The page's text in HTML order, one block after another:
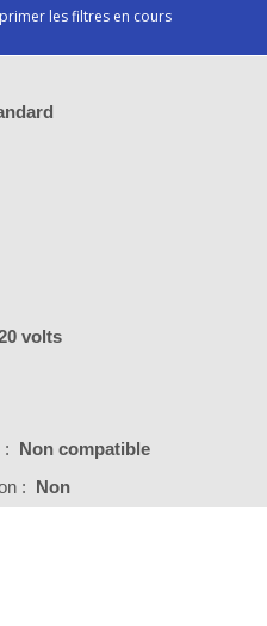
les filtres en cours
volts
: Non compatible
: Non